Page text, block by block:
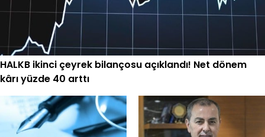
HALKB ikinci çeyrek bilançosu açıklandı! Net dönem
kârı yüzde 40 arttı